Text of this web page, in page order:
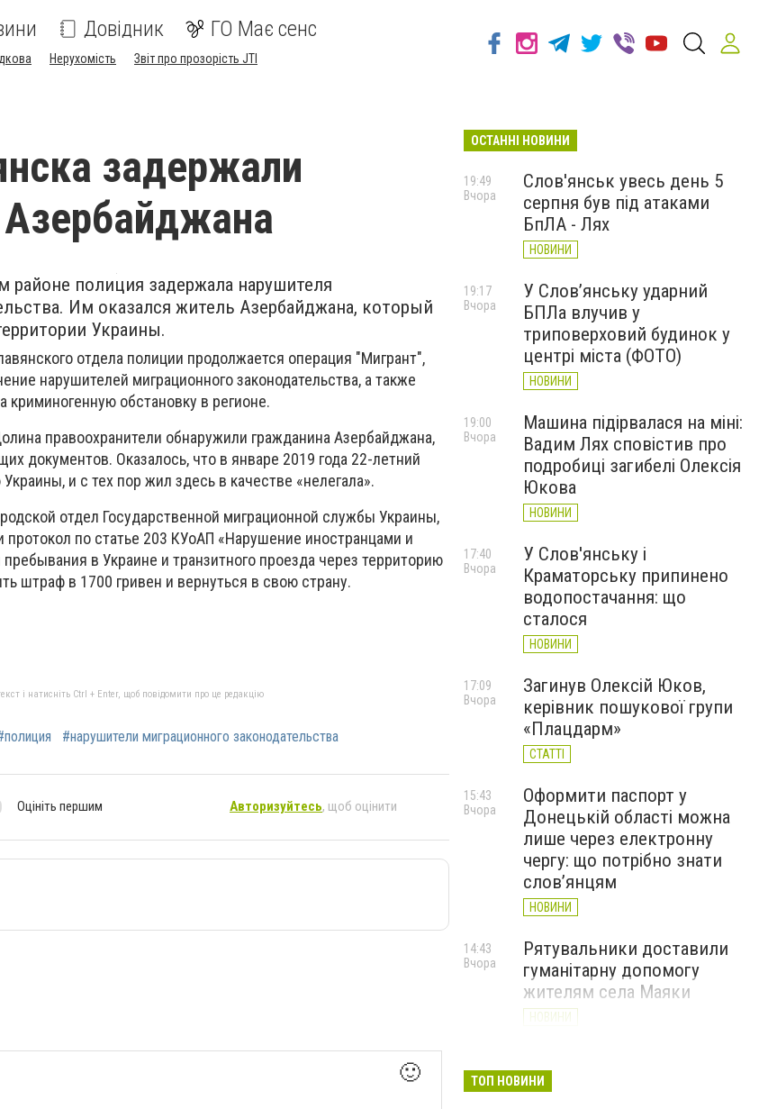
Довідник ГО Має сенс
Нерухомість Звіт про прозорість JTI
задержали
Азербайджана
районе полиция задержала нарушителя
Им оказался житель Азербайджана, который
Украины.
отдела полиции продолжается операция "Мигрант",
нарушителей миграционного законодательства, а также
криминогенную обстановку в регионе.
правоохранители обнаружили гражданина Азербайджана,
документов. Оказалось, что в январе 2019 года 22-летний
и с тех пор жил здесь в качестве «нелегала».
отдел Государственной миграционной службы Украины,
протокол по статье 203 КУоАП «Нарушение иностранцами и
в Украине и транзитного проезда через территорию
штраф в 1700 гривен и вернуться в свою страну.
і натисніть Ctrl + Enter, щоб повідомити про це редакцію
#нарушители миграционного законодательства
Оцініть першим Авторизуйтесь, щоб оцінити
🙂
ОСТАННІ НОВИНИ
Слов'янськ увесь день 5
серпня був під атаками
БпЛА - Лях
НОВИНИ
19:49
Вчора
У Слов’янську ударний
БПЛа влучив у
триповерховий будинок у
центрі міста (ФОТО)
НОВИНИ
19:17
Вчора
Машина підірвалася на міні:
Вадим Лях сповістив про
подробиці загибелі Олексія
Юкова
НОВИНИ
19:00
Вчора
У Слов'янську і
Краматорську припинено
водопостачання: що
сталося
НОВИНИ
17:40
Вчора
Загинув Олексій Юков,
керівник пошукової групи
«Плацдарм»
СТАТТІ
17:09
Вчора
Оформити паспорт у
Донецькій області можна
лише через електронну
чергу: що потрібно знати
слов’янцям
НОВИНИ
15:43
Вчора
Рятувальники доставили
гуманітарну допомогу
жителям села Маяки
НОВИНИ
14:43
Вчора
онлайн-акція до Дня молоді
Вчора
ТОП НОВИНИ